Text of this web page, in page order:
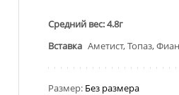
Средний вес: 4.8г
Вставка Аметист, Топаз,
Размер: Без размера